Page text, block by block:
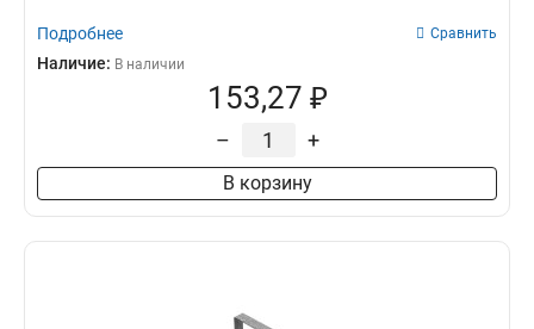
Подробнее Сравнить
Наличие: В наличии
153,27 ₽
– +
В корзину